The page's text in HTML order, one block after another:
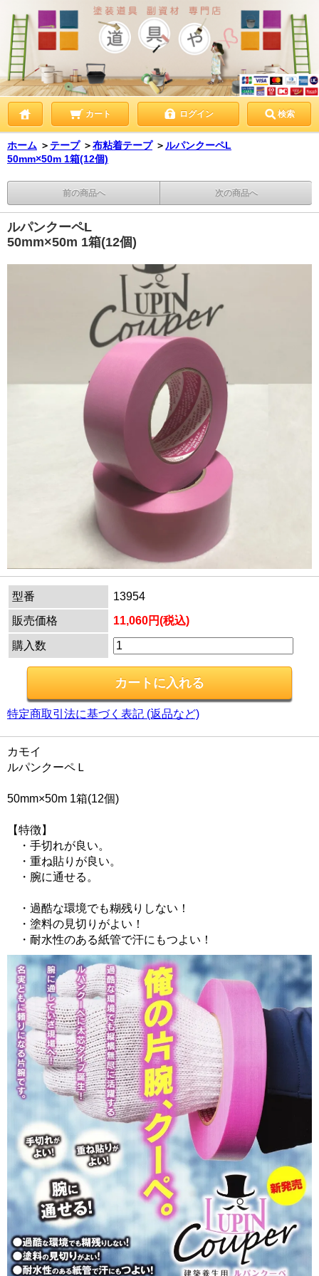
カート ログイン 検索
ホーム ＞ テープ ＞布粘着テープ ＞ ルパンクーペL
50mm×50m 1箱(12個)
前の商品へ 次の商品へ
ルパンクーペL
50mm×50m 1箱(12個)
型番
13954
販売価格
11,060円(税込)
購入数
特定商取引法に基づく表記 (返品など)
カモイ
ルパンクーペＬ
50mm×50m 1箱(12個)
【特徴】
・手切れが良い。
・重ね貼りが良い。
・腕に通せる。
・過酷な環境でも糊残りしない！
・塗料の見切りがよい！
・耐水性のある紙管で汗にもつよい！